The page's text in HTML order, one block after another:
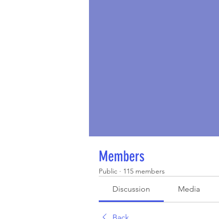
Members
Public · 115 members
Discussion Media